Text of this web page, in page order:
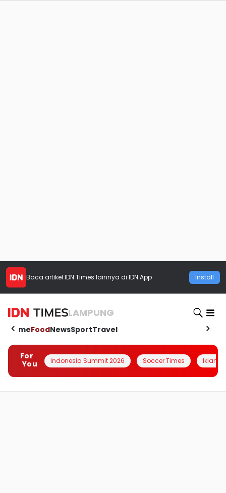
Baca artikel IDN Times lainnya di IDN App Install
LAMPUNG
HomeFoodNewsSportTravel
For
You
Indonesia Summit 2026 Soccer Times Iklanin